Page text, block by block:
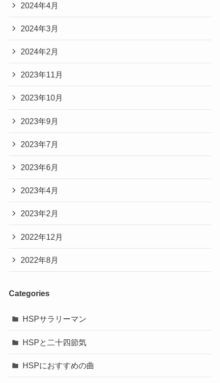
2024年4月
2024年3月
2024年2月
2023年11月
2023年10月
2023年9月
2023年7月
2023年6月
2023年4月
2023年2月
2022年12月
2022年8月
Categories
HSPサラリーマン
HSPと二十四節気
HSPにおすすめの曲